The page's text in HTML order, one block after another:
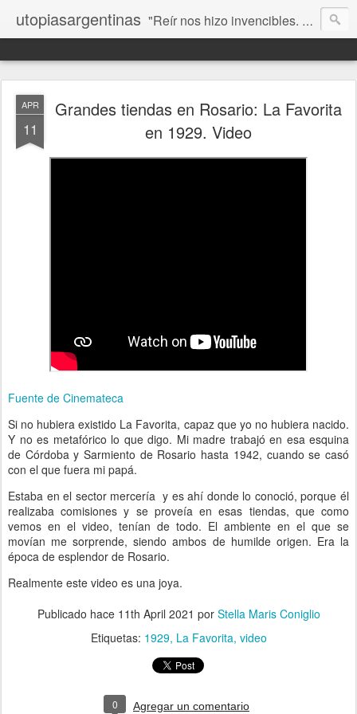
utopiasargentinas "Reír nos hizo invencibles. No como los que siempre ganan, sino como aquellos que no se rinden”. Frida Kahlo
APR
11
Grandes tiendas en Rosario: La Favorita
en 1929. Video
Fuente de Cinemateca
Si no hubiera existido La Favorita, capaz que yo no hubiera nacido.
Y no es metafórico lo que digo. Mi madre trabajó en esa esquina
de Córdoba y Sarmiento de Rosario hasta 1942, cuando se casó
con el que fuera mi papá.
Estaba en el sector mercería y es ahí donde lo conoció, porque él
realizaba comisiones y se proveía en esas tiendas, que como
vemos en el video, tenían de todo. El ambiente en el que se
movían me sorprende, siendo ambos de humilde origen. Era la
época de esplendor de Rosario.
Realmente este video es una joya.
Publicado hace 11th April 2021 por Stella Maris Coniglio
Etiquetas: 1929 La Favorita video
0 Agregar un comentario